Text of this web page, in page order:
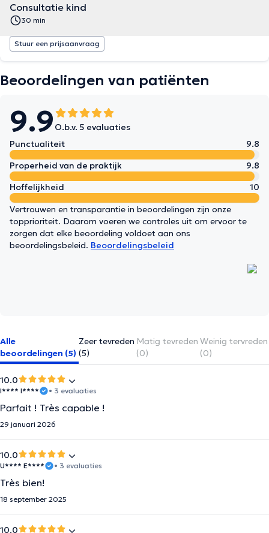
Consultatie kind
30 min
Stuur een prijsaanvraag
Beoordelingen van patiënten
9.9 O.b.v. 5 evaluaties
Punctualiteit
9.8
Properheid van de praktijk
9.8
Hoffelijkheid
10
Vertrouwen en transparantie in beoordelingen zijn onze
topprioriteit. Daarom voeren we controles uit om ervoor te
zorgen dat elke beoordeling voldoet aan ons
beoordelingsbeleid. Beoordelingsbeleid
Alle
beoordelingen (5)
Zeer tevreden
(5)
Matig tevreden
(0)
Weinig tervreden
(0)
10.0
I**** I**** • 3 evaluaties
Parfait ! Très capable !
29 januari 2026
10.0
U**** E**** • 3 evaluaties
Très bien!
18 september 2025
10.0